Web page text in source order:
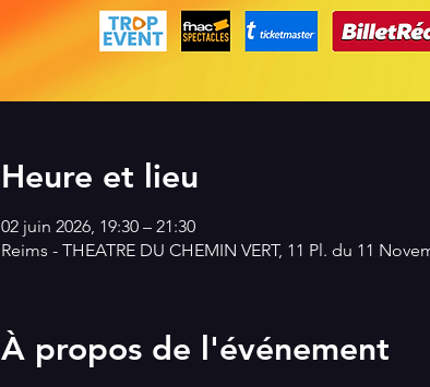
Heure et lieu
02 juin 2026, 19:30 – 21:30
Reims - THEATRE DU CHEMIN VERT, 11 Pl. du 11
À propos de l'événement